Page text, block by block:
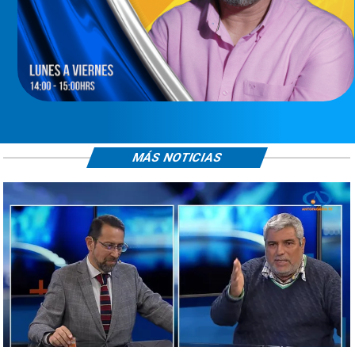
MÁS NOTICIAS